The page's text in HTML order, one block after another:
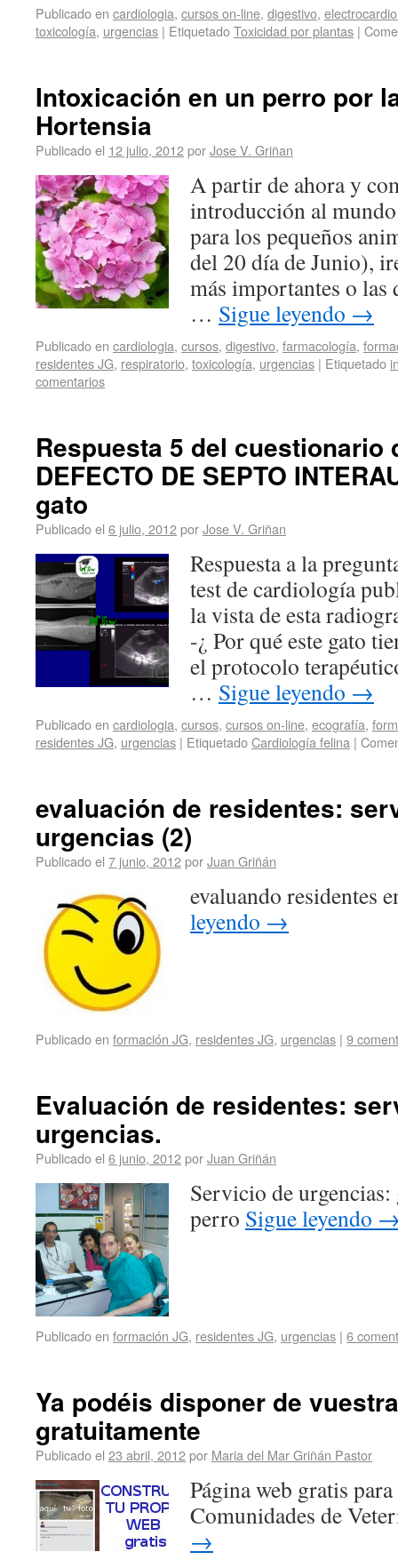
Publicado en cardiologia, cursos on-line, digestivo,
toxicología, urgencias | EtiquetadoToxicidad por plantas |
Intoxicación en un perro por
Hortensia
Publicado el 12 julio, 2012porJose V. Griñan
A partir de ahora y
introducción al
para los pequeños
del 20 día de Junio),
más importantes o las
… Sigue leyendo →
Publicado en cardiologia, cursos, digestivo, farmacología,
residentes JG, respiratorio, toxicología, urgencias | Etiquetado
comentarios
Respuesta 5 del cuestionario
DEFECTO DE SEPTO
gato
Publicado el 6 julio, 2012porJose V. Griñan
Respuesta a la
test de cardiología
la vista de esta
-¿ Por qué este gato
el protocolo
… Sigue leyendo →
Publicado en cardiologia, cursos, cursos on-line, ecografía,
residentes JG, urgencias | EtiquetadoCardiología felina |
evaluación de residentes:
urgencias (2)
Publicado el 7 junio, 2012porJuan Griñán
evaluando residentes
leyendo →
Publicado en formación JG, residentes JG, urgencias | 9
Evaluación de residentes:
urgencias.
Publicado el 6 junio, 2012porJuan Griñán
Servicio de
perro Sigue leyendo
Publicado en formación JG, residentes JG, urgencias | 6
Ya podéis disponer de
gratuitamente
Publicado el 23 abril, 2012por Maria del Mar Griñán Pastor
Página web gratis
Comunidades de
→